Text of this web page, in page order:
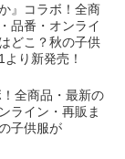
』コラボ！全商
品番・オンライ
どこ？秋の子供
り新発売！
全商品・最新の
ライン・再販ま
子供服が